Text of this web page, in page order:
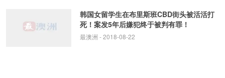
韩国女留学生在布里斯班CBD街头被活活打
死！案发5年后嫌犯终于被判有罪！
最澳洲 - 2018-08-22